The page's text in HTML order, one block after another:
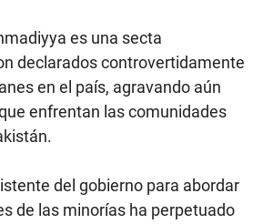
es una secta
declarados controvertidamente
en el país, agravando aún
enfrentan las comunidades
del gobierno para abordar
de las minorías ha perpetuado